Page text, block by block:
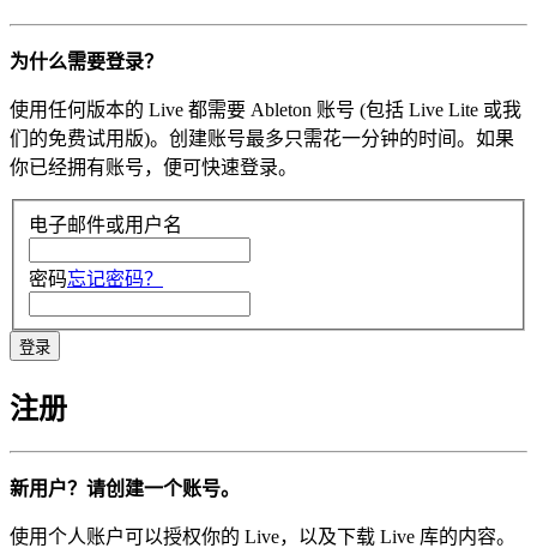
为什么需要登录？
使用任何版本的 Live 都需要 Ableton 账号 (包括 Live Lite 或我
们的免费试用版)。创建账号最多只需花一分钟的时间。如果
你已经拥有账号，便可快速登录。
电子邮件或用户名
密码忘记密码？
注册
新用户？请创建一个账号。
使用个人账户可以授权你的 Live，以及下载 Live 库的内容。